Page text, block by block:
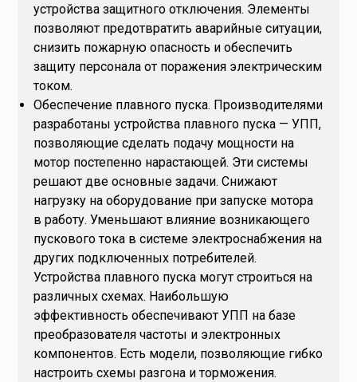
устройства защитного отключения. Элементы
позволяют предотвратить аварийные ситуации,
снизить пожарную опасность и обеспечить
защиту персонала от поражения электрическим
током.
Обеспечение плавного пуска. Производителями
разработаны устройства плавного пуска — УПП,
позволяющие сделать подачу мощности на
мотор постепенно нарастающей. Эти системы
решают две основные задачи. Снижают
нагрузку на оборудование при запуске мотора
в работу. Уменьшают влияние возникающего
пускового тока в системе электроснабжения на
других подключенных потребителей.
Устройства плавного пуска могут строиться на
различных схемах. Наибольшую
эффективность обеспечивают УПП на базе
преобразователя частоты и электронных
компонентов. Есть модели, позволяющие гибко
настроить схемы разгона и торможения.